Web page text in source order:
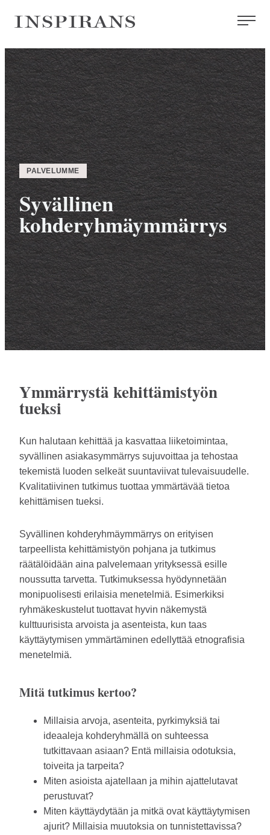
suoraan
Inspirans
PALVELUMME
Syvällinen
kohderyhmäymmärrys
Ymmärrystä kehittämistyön
tueksi
Kun halutaan kehittää ja kasvattaa liiketoimintaa,
syvällinen asiakasymmärrys sujuvoittaa ja tehostaa
tekemistä luoden selkeät suuntaviivat tulevaisuudelle.
Kvalitatiivinen tutkimus tuottaa ymmärtävää tietoa
kehittämisen tueksi.
Syvällinen kohderyhmäymmärrys on erityisen
tarpeellista kehittämistyön pohjana ja tutkimus
räätälöidään aina palvelemaan yrityksessä esille
noussutta tarvetta. Tutkimuksessa hyödynnetään
monipuolisesti erilaisia menetelmiä. Esimerkiksi
ryhmäkeskustelut tuottavat hyvin näkemystä
kulttuurisista arvoista ja asenteista, kun taas
käyttäytymisen ymmärtäminen edellyttää etnografisia
menetelmiä.
Mitä tutkimus kertoo?
Millaisia arvoja, asenteita, pyrkimyksiä tai
ideaaleja kohderyhmällä on suhteessa
tutkittavaan asiaan? Entä millaisia odotuksia,
toiveita ja tarpeita?
Miten asioista ajatellaan ja mihin ajattelutavat
perustuvat?
Miten käyttäydytään ja mitkä ovat käyttäytymisen
ajurit? Millaisia muutoksia on tunnistettavissa?